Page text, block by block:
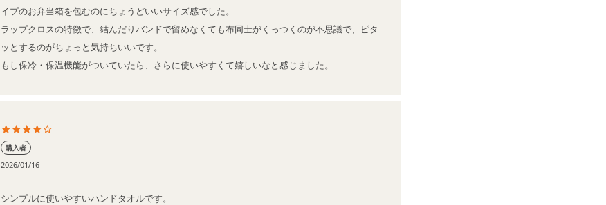
イプのお弁当箱を包むのにちょうどいいサイズ感でした。
ラップクロスの特徴で、結んだりバンドで留めなくても布同士がくっつくのが不思議で、ピタ
ッとするのがちょっと気持ちいいです。
もし保冷・保温機能がついていたら、さらに使いやすくて嬉しいなと感じました。
購入者
2026/01/16
シンプルに使いやすいハンドタオルです。